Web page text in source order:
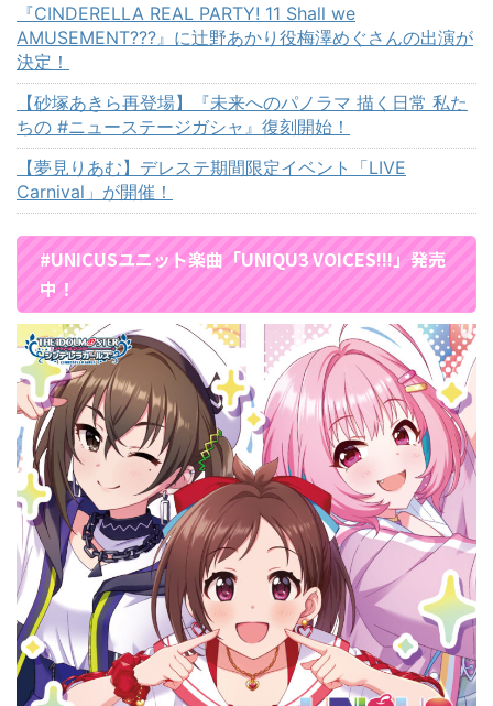
『CINDERELLA REAL PARTY! 11 Shall we
AMUSEMENT???』に辻野あかり役梅澤めぐさんの出演が
決定！
【砂塚あきら再登場】『未来へのパノラマ 描く日常 私た
ちの #ニューステージガシャ』復刻開始！
【夢見りあむ】デレステ期間限定イベント「LIVE
Carnival」が開催！
#UNICUSユニット楽曲「UNIQU3 VOICES!!!」発売
中！